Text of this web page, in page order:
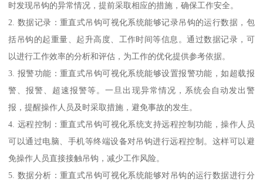
时发现吊钩的异常情况，提前采取相应的措施，确保工作安全。
2. 数据记录：重直式吊钩可视化系统能够记录吊钩的运行数据，包
括吊钩的起重量、起升高度、工作时间等信息。通过数据记录，可
以进行工作效率的分析和评估，为工作的优化提供参考依据。
3. 报警功能：重直式吊钩可视化系统能够设置报警功能，如超载报
警、报警、超速报警等。一旦出现异常情况，系统会自动发出警
报，提醒操作人员及时采取措施，避免事故的发生。
4. 远程控制：重直式吊钩可视化系统支持远程控制功能，操作人员
可以通过电脑、手机等终端设备对吊钩进行远程控制。这样可以避
免操作人员直接接触吊钩，减少工作风险。
5. 数据分析：重直式吊钩可视化系统能够对吊钩的运行数据进行分